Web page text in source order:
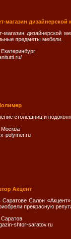
магазин
магазин дизайнерской
предметы мебели.
Екатеринбург
столешниц и
Москва
polymer.ru
Акцент
Салон
прекрасную
Саратов
shtor-saratov.ru